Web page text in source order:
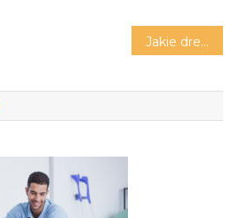
Jakie drewniane place zabaw warto kupić dziecku?